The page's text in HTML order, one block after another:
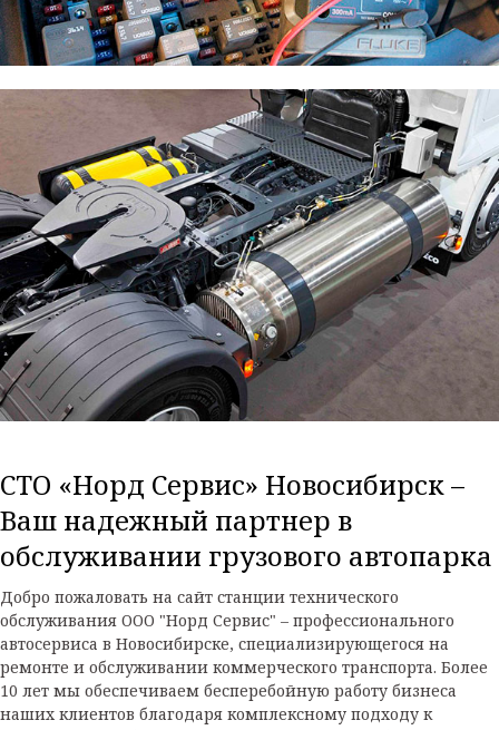
СТО «Норд Сервис» Новосибирск –
Ваш надежный партнер в
обслуживании грузового автопарка
Добро пожаловать на сайт станции технического
обслуживания ООО "Норд Сервис" – профессионального
автосервиса в Новосибирске, специализирующегося на
ремонте и обслуживании коммерческого транспорта. Более
10 лет мы обеспечиваем бесперебойную работу бизнеса
наших клиентов благодаря комплексному подходу к